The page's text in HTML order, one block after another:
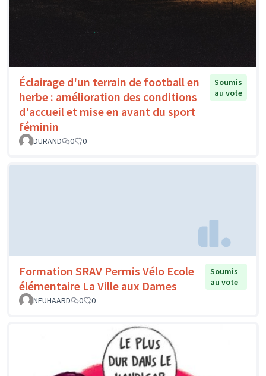
Éclairage d'un terrain de football en
herbe : amélioration des conditions
d'accueil et mise en avant du sport
féminin
Soumis
au vote
DURAND 0 0
Formation SRAV Permis Vélo Ecole
élémentaire La Ville aux Dames
Soumis
au vote
NEUHAARD
0 0